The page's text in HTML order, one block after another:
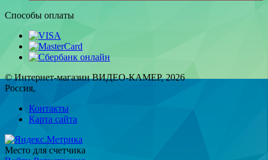
Способы оплаты
© Интернет-магазин ВИДЕО-КАМЕР, 2026
Россия,
Контакты
Карта сайта
Место для счетчика